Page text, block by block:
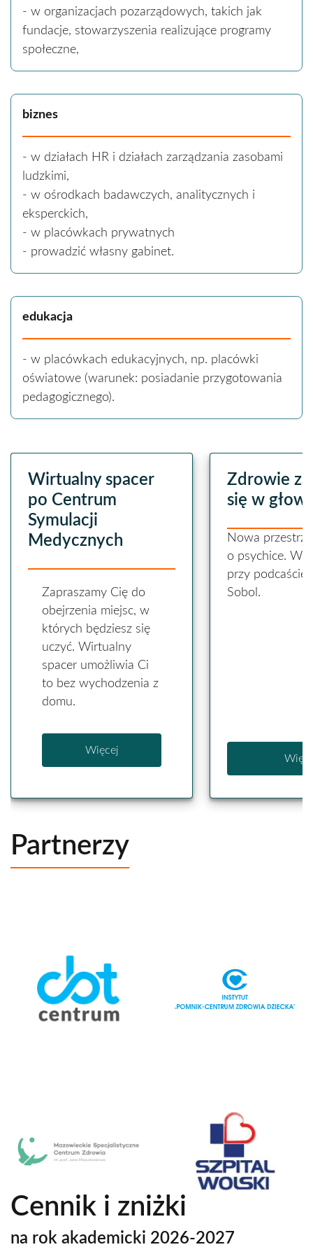
- w organizacjach pozarządowych, takich jak
fundacje, stowarzyszenia realizujące programy
społeczne,
biznes
- w działach HR i działach zarządzania zasobami
ludzkimi,
- w ośrodkach badawczych, analitycznych i
eksperckich,
- w placówkach prywatnych
- prowadzić własny gabinet.
edukacja
- w placówkach edukacyjnych, np. placówki
oświatowe (warunek: posiadanie przygotowania
pedagogicznego).
Wirtualny spacer
po Centrum
Symulacji
Medycznych
Zapraszamy Cię do
obejrzenia miejsc, w
których będziesz się
uczyć. Wirtualny
spacer umożliwia Ci
to bez wychodzenia z
domu.
Więcej
Zdrowie
się w
Nowa
o psychice.
przy podcaście
Sobol.
Partnerzy
Cennik i zniżki
na rok akademicki 2026-2027